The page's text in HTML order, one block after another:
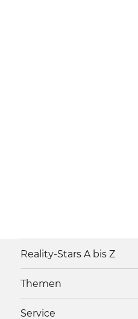
Reality-Stars A bis Z
Themen
Service